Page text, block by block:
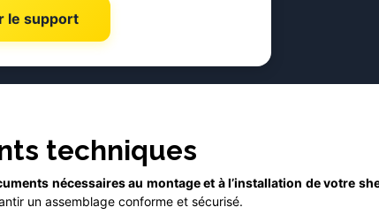
le support
techniques
nécessaires au montage et à l’installation de votre
un assemblage conforme et sécurisé.